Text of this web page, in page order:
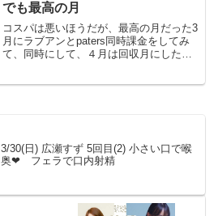
でも最高の月
コスパは悪いほうだが、最高の月だった3
月にラブアンとpaters同時課金をしてみ
て、同時にして、４月は回収月にしたか
3/30(日) 広瀬すず 5回目(2) 小さい口で喉
奥❤ フェラで口内射精